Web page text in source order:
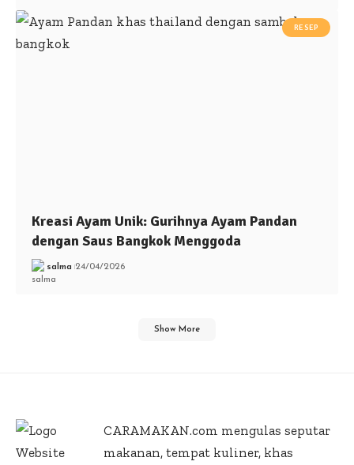
RESEP
Kreasi Ayam Unik: Gurihnya Ayam Pandan
dengan Saus Bangkok Menggoda
salma 24/04/2026
Show More
CARAMAKAN.com mengulas seputar
makanan, tempat kuliner, khas